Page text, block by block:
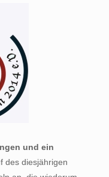
und ein
des diesjährigen